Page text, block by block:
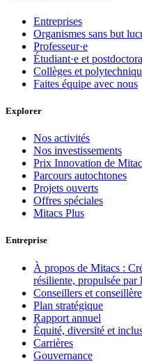
Entreprises
Organismes sans but
Professeur·e
Étudiant·e et
Collèges et
Faites équipe avec nous
Explorer
Nos activités
Nos investissements
Prix Innovation de
Parcours autochtones
Projets ouverts
Offres spéciales
Mitacs Plus
Entreprise
À propos de Mitacs :
résiliente, propulsée par
Conseillers et
Plan stratégique
Rapport annuel
Équité, diversité et
Carrières
Gouvernance